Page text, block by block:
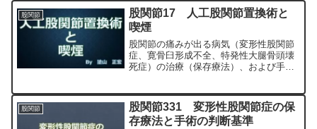
科専門医（人工関節手術を専門）の塗山
正宏が色々と説明します。
股関節
股関節17 人工股関節置換術と
喫煙
股関節の痛みが出る病気（変形性股関節
症、寛骨臼形成不全、特発性大腿骨頭壊
死症）の治療（保存療法）、および手術
科専門医（人工関節手術を専門）の塗山
正宏が色々と説明します。
股関節
股関節331 変形性股関節症の保
存療法と手術の判断基準